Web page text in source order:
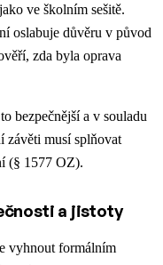
ve školním sešitě.
oslabuje důvěru v původ
zda byla oprava
bezpečnější a v souladu
závěti musí splňovat
(§ 1577 OZ).
a jistoty
vyhnout formálním